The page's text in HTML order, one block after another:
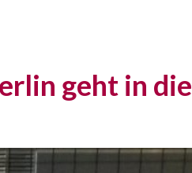
geht in die